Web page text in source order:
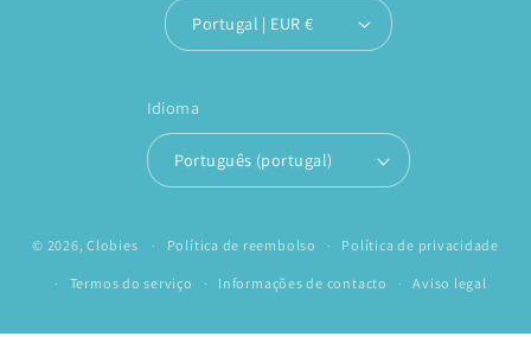
Portugal | EUR €
Idioma
Português (portugal)
© 2026,Clobies Política de reembolso Política de privacidade
Termos do serviço Informações de contacto Aviso legal